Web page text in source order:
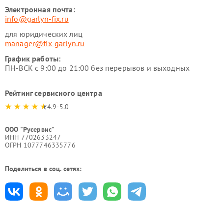
Электронная почта:
info@garlyn-fix.ru
для юридических лиц
manager@fix-garlyn.ru
График работы:
ПН-ВСК с 9:00 до 21:00 без перерывов и выходных
Рейтинг сервисного центра
4.9-5.0
ООО "Русервис"
ИНН 7702633247
ОГРН 1077746335776
Поделиться в соц. сетях: